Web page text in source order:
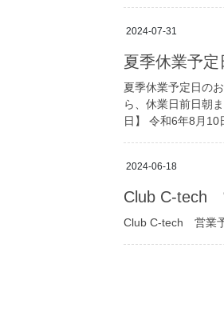
2024-07-31
夏季休業予
夏季休業予定日の
ら、休業日前日朝
日】 令和6年8月
2024-06-18
Club C-tech
Club C-tech 営業